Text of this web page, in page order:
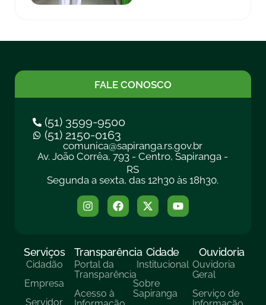
FALE CONOSCO
(51) 3599-9500
(51) 2150-0163
comunica@sapiranga.rs.gov.br
Av. João Corrêa, 793 - Centro, Sapiranga -
RS
Segunda a sexta, das 12h30 às 18h30.
Serviços
Cidadão
Empresa
Servidor
Transparência
Portal da
Transparência
Acesso à
Cidade
Institucional
Sobre
Sapiranga
Ouvidoria
Ouvidoria
Geral
Serviço de